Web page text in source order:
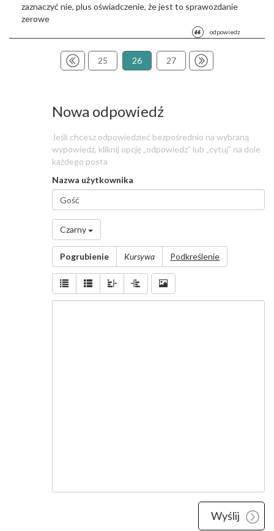
zaznaczyć nie, plus oświadczenie, że jest to sprawozdanie
zerowe
odpowiedz
25 26 27
Nowa odpowiedź
Jeśli chcesz odpowiedzieć bezpośrednio na wybraną
wypowiedź, kliknij opcję „odpowiedz” lub „cytuj” na dole
każdego posta
Nazwa użytkownika
Nazwa
użytkownika
*
Wiadomość
Czarny
Pogrubienie Kursywa Podkreślenie